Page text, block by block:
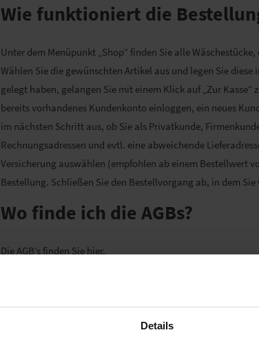
Details
Wie funktioniert die
Unter dem Menüpunkt „Shop“ finden Sie alle
Wählen Sie die gewünschten Artikel aus und legen Sie
gelegt haben, gelangen Sie mit einem Klick auf „Zur
bereits vorhandenes Kundenkonto einloggen, ein neues
im nächsten Schritt aus, ob Sie als Privatkunde,
Rechnungsadressen und evtl. eine abweichende
Versicherung auswählen (empfohlen ab einem Bestellwert
Bestellung. Schließen Sie den Bestellvorgang ab, in dem
Wo finde ich die AGBs?
Die AGB’s finden Sie hier.
Nein, es gibt keinen Mindestbestellwert.